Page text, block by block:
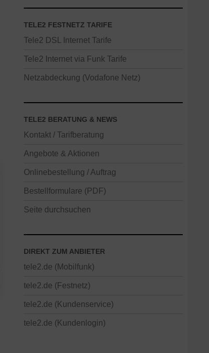
TELE2 FESTNETZ TARIFE
Tele2 DSL Internet Tarife
Tele2 Internet via Funk Tarife
Netzabdeckung (Vodafone Netz)
TELE2 BERATUNG & NEWS
Kontakt / Tarifberatung
Angebote & Aktionen
Onlinebestellung / Auftrag
Bestellformulare (PDF)
Seite durchsuchen
DIREKT ZUM ANBIETER
tele2.de (Mobilfunk)
tele2.de (Festnetz)
tele2.de (Kundenservice)
tele2.de (Kundenlogin)